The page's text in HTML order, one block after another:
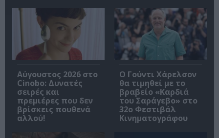
Αύγουστος 2026 στο
Cinobo: Δυνατές
σειρές και
πρεμιέρες που δεν
βρίσκεις πουθενά
αλλού!
Ο Γούντι Χάρελσον
θα τιμηθεί με το
βραβείο «Καρδιά
του Σαράγεβο» στο
32ο Φεστιβάλ
Κινηματογράφου